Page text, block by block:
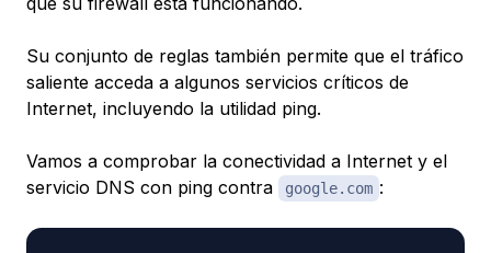
Su conjunto de reglas también permite que el tráfico
saliente acceda a algunos servicios críticos de
Internet, incluyendo la utilidad ping.
Vamos a comprobar la conectividad a Internet y el
servicio DNS con ping contra
google.com :